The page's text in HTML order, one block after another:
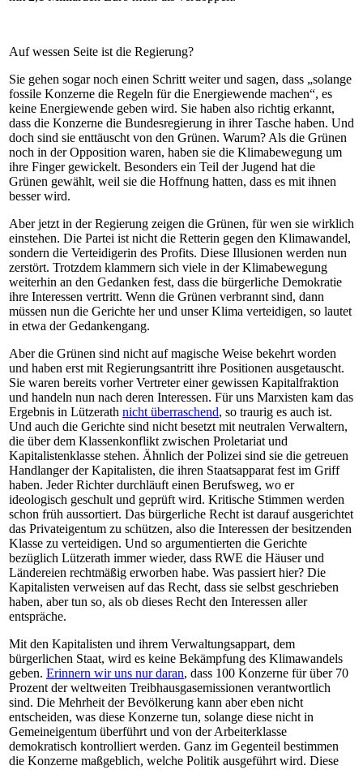
Auf wessen Seite ist die Regierung?
Sie gehen sogar noch einen Schritt weiter und sagen, dass „solange
fossile Konzerne die Regeln für die Energiewende machen“, es
keine Energiewende geben wird. Sie haben also richtig erkannt,
dass die Konzerne die Bundesregierung in ihrer Tasche haben. Und
doch sind sie enttäuscht von den Grünen. Warum? Als die Grünen
noch in der Opposition waren, haben sie die Klimabewegung um
ihre Finger gewickelt. Besonders ein Teil der Jugend hat die
Grünen gewählt, weil sie die Hoffnung hatten, dass es mit ihnen
besser wird.
Aber jetzt in der Regierung zeigen die Grünen, für wen sie wirklich
einstehen. Die Partei ist nicht die Retterin gegen den Klimawandel,
sondern die Verteidigerin des Profits. Diese Illusionen werden nun
zerstört. Trotzdem klammern sich viele in der Klimabewegung
weiterhin an den Gedanken fest, dass die bürgerliche Demokratie
ihre Interessen vertritt. Wenn die Grünen verbrannt sind, dann
müssen nun die Gerichte her und unser Klima verteidigen, so lautet
in etwa der Gedankengang.
Aber die Grünen sind nicht auf magische Weise bekehrt worden
und haben erst mit Regierungsantritt ihre Positionen ausgetauscht.
Sie waren bereits vorher Vertreter einer gewissen Kapitalfraktion
und handeln nun nach deren Interessen. Für uns Marxisten kam das
Ergebnis in Lützerath nicht überraschend, so traurig es auch ist.
Und auch die Gerichte sind nicht besetzt mit neutralen Verwaltern,
die über dem Klassenkonflikt zwischen Proletariat und
Kapitalistenklasse stehen. Ähnlich der Polizei sind sie die getreuen
Handlanger der Kapitalisten, die ihren Staatsapparat fest im Griff
haben. Jeder Richter durchläuft einen Berufsweg, wo er
ideologisch geschult und geprüft wird. Kritische Stimmen werden
schon früh aussortiert. Das bürgerliche Recht ist darauf ausgerichtet
das Privateigentum zu schützen, also die Interessen der besitzenden
Klasse zu verteidigen. Und so argumentierten die Gerichte
bezüglich Lützerath immer wieder, dass RWE die Häuser und
Ländereien rechtmäßig erworben habe. Was passiert hier? Die
Kapitalisten verweisen auf das Recht, dass sie selbst geschrieben
haben, aber tun so, als ob dieses Recht den Interessen aller
entspräche.
Mit den Kapitalisten und ihrem Verwaltungsappart, dem
bürgerlichen Staat, wird es keine Bekämpfung des Klimawandels
geben. Erinnern wir uns nur daran, dass 100 Konzerne für über 70
Prozent der weltweiten Treibhausgasemissionen verantwortlich
sind. Die Mehrheit der Bevölkerung kann aber eben nicht
entscheiden, was diese Konzerne tun, solange diese nicht in
Gemeineigentum überführt und von der Arbeiterklasse
demokratisch kontrolliert werden. Ganz im Gegenteil bestimmen
die Konzerne maßgeblich, welche Politik ausgeführt wird. Diese